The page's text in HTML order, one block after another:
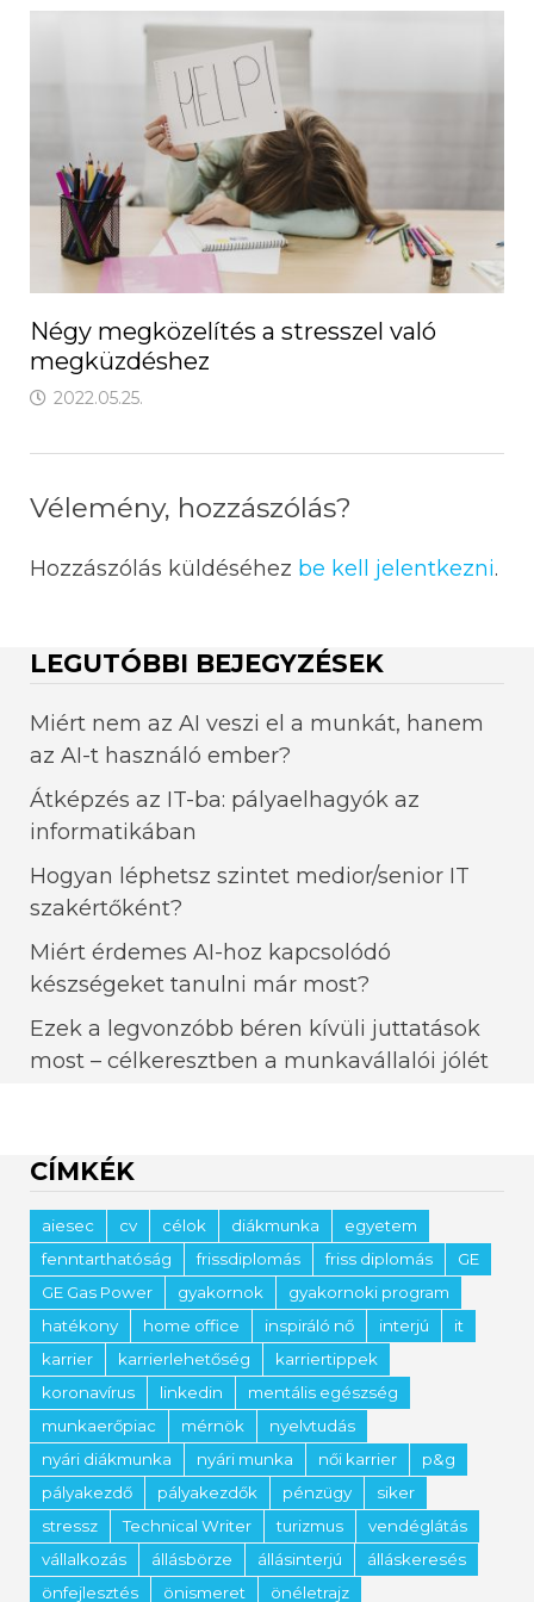
Négy megközelítés a stresszel való
megküzdéshez
2022.05.25.
Vélemény, hozzászólás?
Hozzászólás küldéséhez be kell jelentkezni.
LEGUTÓBBI BEJEGYZÉSEK
Miért nem az AI veszi el a munkát, hanem
az AI-t használó ember?
Átképzés az IT-ba: pályaelhagyók az
informatikában
Hogyan léphetsz szintet medior/senior IT
szakértőként?
Miért érdemes AI-hoz kapcsolódó
készségeket tanulni már most?
Ezek a legvonzóbb béren kívüli juttatások
most – célkeresztben a munkavállalói jólét
CÍMKÉK
aiesec cv célok diákmunka
egyetem
fenntarthatóság
frissdiplomás friss diplomás
GE
GE Gas Power
gyakornok
gyakornoki program
hatékony
home office inspiráló nő interjú
it
karrier
karrierlehetőség
karriertippek
koronavírus
linkedin
mentális egészség
munkaerőpiac
mérnök
nyelvtudás
nyári diákmunka
nyári munka női karrier
p&g
pályakezdő
pályakezdők pénzügy
siker
stressz
Technical Writer turizmus
vendéglátás
vállalkozás
állásbörze állásinterjú
álláskeresés
önfejlesztés
önismeret önéletrajz